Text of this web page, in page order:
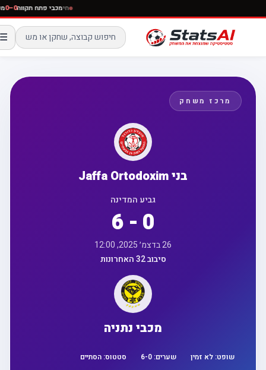
חימכבי פתח תקווה0–0
☰
מרכז משחק
בני Jaffa Ortodoxim
גביע המדינה
6 - 0
26 בדצמ׳ 2025, 12:00
סיבוב 32 האחרונות
מכבי נתניה
שופט:לא זמין שערים: 6 -0 סטטוס:הסתיים